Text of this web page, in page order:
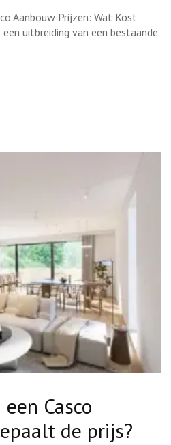
Aanbouw
Prijzen:
Wat
Kost
Aanbouw Prijzen: Wat Kost
uitbreiding van een bestaande
Casco
de prijs?